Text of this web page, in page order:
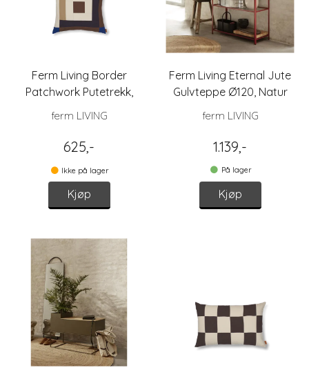
Ferm Living Border
Patchwork Putetrekk,
ferm LIVING
625,-
Ikke på lager
Kjøp
Ferm Living Eternal Jute
Gulvteppe Ø120, Natur
ferm LIVING
1.139,-
På lager
Kjøp